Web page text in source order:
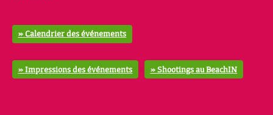
» Calendrier des événements
» Impressions des événements » Shootings au BeachIN